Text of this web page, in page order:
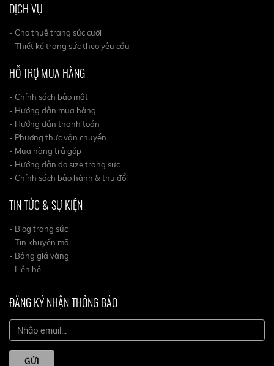
DỊCH VỤ
- Cho thuê trang sức cưới
- Thiết kế trang sức theo yêu cầu
HỖ TRỢ MUA HÀNG
- Chính sách bảo mật
- Hướng dẫn mua hàng
- Hướng dẫn thanh toán
- Phương thức vận chuyển
- Mua hàng trả góp
- Hướng dẫn do size trang sức
- Chính sách bảo hành & thu đổi
TIN TỨC & SỰ KIỆN
- Blog trang sức
- Tin khuyến mãi
- Bảng giá vàng
- Liên hệ
ĐĂNG KÝ NHẬN THÔNG BÁO
GỬI